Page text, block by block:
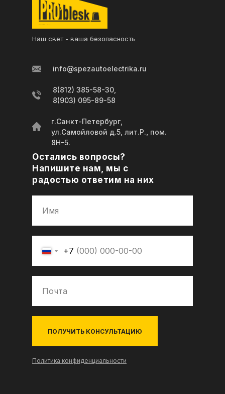
Политика конфиденциальности
8(812) 385-58-30,
8(903) 095-89-58
info@spezautoelectrika.ru
г.Санкт-Петербург,
ул.Самойловой д.5, лит.Р., пом.
8Н-5.
+7
ПОЛУЧИТЬ КОНСУЛЬТАЦИЮ
Остались вопросы?
Напишите нам, мы с
радостью ответим на них
Наш свет - ваша безопасность